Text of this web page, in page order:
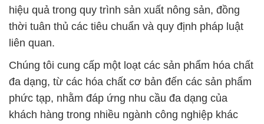
hiệu quả trong quy trình sản xuất nông sản, đồng
thời tuân thủ các tiêu chuẩn và quy định pháp luật
liên quan.
Chúng tôi cung cấp một loạt các sản phẩm hóa chất
đa dạng, từ các hóa chất cơ bản đến các sản phẩm
phức tạp, nhằm đáp ứng nhu cầu đa dạng của
khách hàng trong nhiều ngành công nghiệp khác